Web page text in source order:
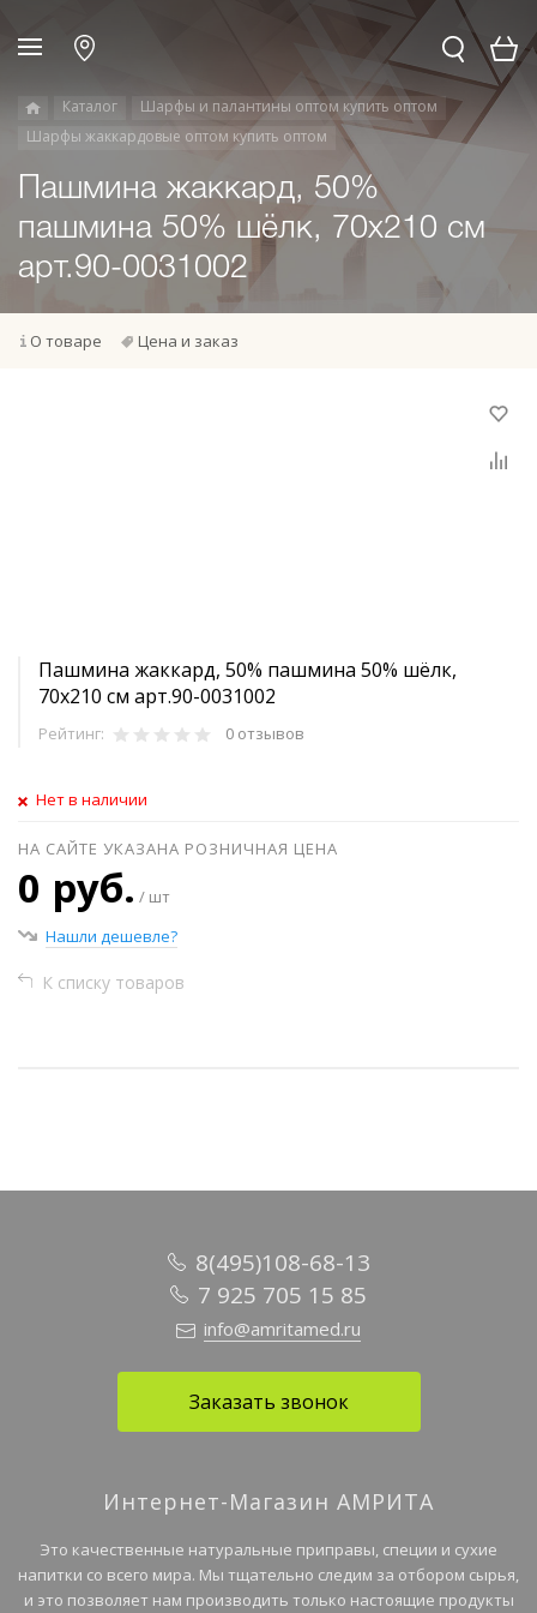
Каталог
Шарфы и палантины оптом купить оптом
Шарфы жаккардовые оптом купить оптом
Пашмина жаккард, 50%
пашмина 50% шёлк, 70х210 см
арт.90-0031002
О товаре Цена и заказ
Пашмина жаккард, 50% пашмина 50% шёлк,
70х210 см арт.90-0031002
Рейтинг: 0 отзывов
Нет в наличии
НА САЙТЕ УКАЗАНА РОЗНИЧНАЯ ЦЕНА
0 руб. / шт
Нашли дешевле?
К списку товаров
8(495)108-68-13
7 925 705 15 85
info@amritamed.ru
Заказать звонок
Интернет-Магазин АМРИТА
Это качественные натуральные приправы, специи и сухие
напитки со всего мира. Мы тщательно следим за отбором сырья,
и это позволяет нам производить только настоящие продукты